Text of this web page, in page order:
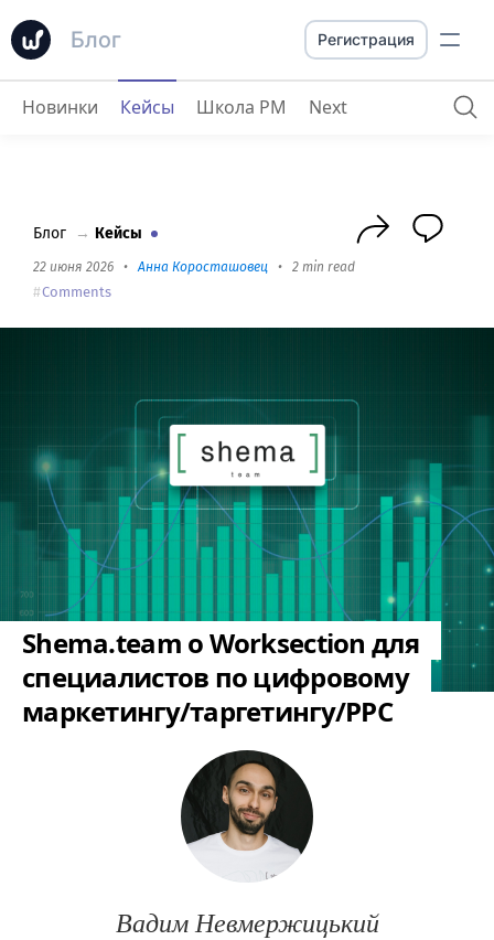
Блог
Shema.team о Worksection для специалистов по цифровому маркетингу/таргетингу/PPC
Регистрация
Новинки Кейсы Школа PM Next
Блог → Кейсы
22 июня 2026 •Анна Коросташовец • 2 min read
Comments
Shema.team о Worksection для
специалистов по цифровому
маркетингу/таргетингу/PPC
Вадим Невмержицький